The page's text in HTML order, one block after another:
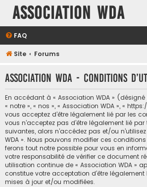
Association WDA
FAQ
Site Forums
Association WDA - Conditions
En accédant à « Association WDA »
« notre », « nos », « Association WDA », «
vous acceptez d’être légalement lié par les
vous n’acceptez pas d’être légalement lié
suivantes, alors n’accédez pas et/ou
WDA ». Nous pouvons modifier ces
ferons tout notre possible pour vous en
votre responsabilité de vérifier ce document
utilisation continue de « Association WDA »
constitue votre acceptation d’être
mises à jour et/ou modifiées.